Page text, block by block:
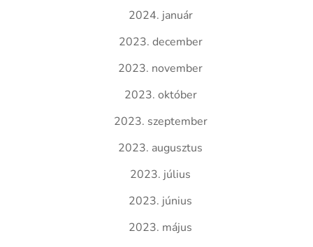
2024. január
2023. december
2023. november
2023. október
2023. szeptember
2023. augusztus
2023. július
2023. június
2023. május